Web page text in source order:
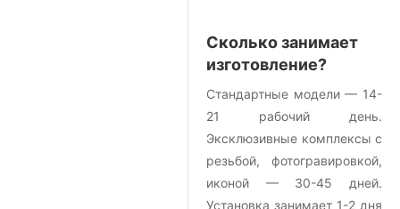
Сколько занимает
изготовление?
Стандартные модели — 14-
21 рабочий день.
Эксклюзивные комплексы с
резьбой, фотогравировкой,
иконой — 30-45 дней.
Установка занимает 1-2 дня